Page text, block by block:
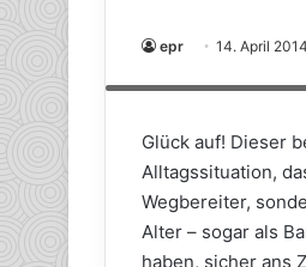
epr 14. April 2014
Hier wird Sicherheit
Glück auf! Dieser
Alltagssituation,
Wegbereiter,
Alter – sogar als
haben, sicher ans